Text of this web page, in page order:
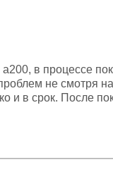
в процессе
не смотря
и в срок. После
этом
в итоге проблема
к